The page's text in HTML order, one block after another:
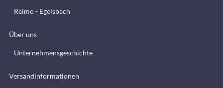
Reimo - Egelsbach
Über uns
Unternehmensgeschichte
Versandinformationen